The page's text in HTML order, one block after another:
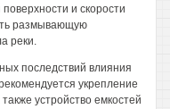
и скорости
размывающую
реки.
последствий влияния
укрепление
устройство емкостей